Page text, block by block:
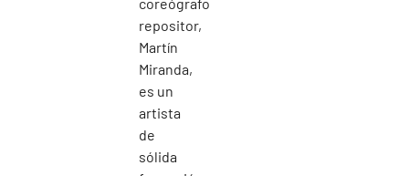
repositor,
Martín
Miranda,
es un
artista
de
sólida